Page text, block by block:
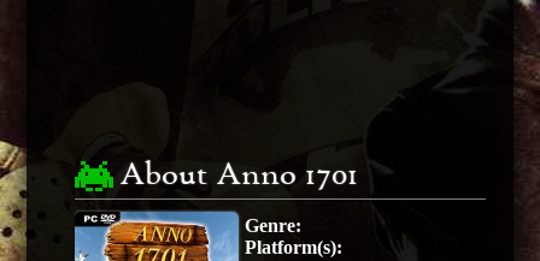
About Anno 1701
Genre:
Platform(s):